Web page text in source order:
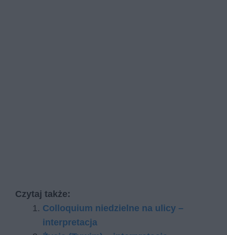
Czytaj także:
Colloquium niedzielne na ulicy –
interpretacja